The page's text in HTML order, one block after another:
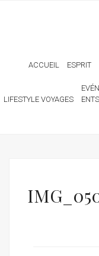
ACCUEIL ESPRIT
LIFESTYLE VOYAGES
ENTS